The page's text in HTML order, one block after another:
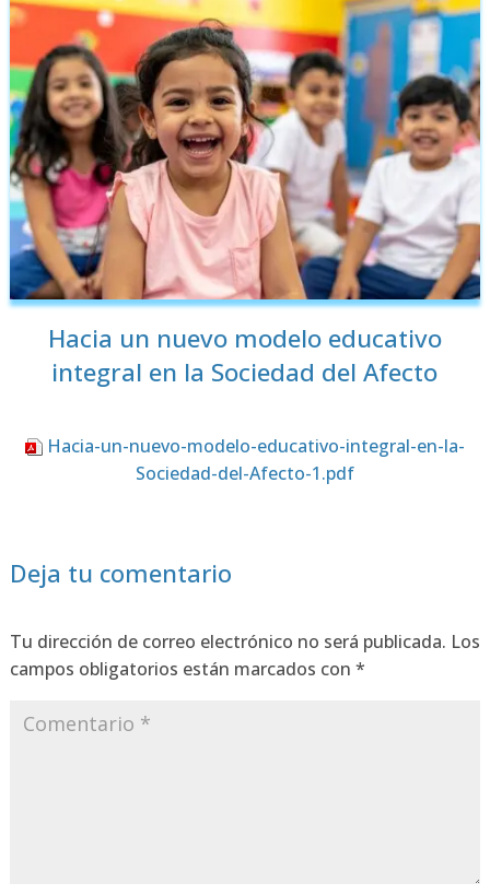
Hacia un nuevo modelo educativo
integral en la Sociedad del Afecto
Hacia-un-nuevo-modelo-educativo-integral-en-la-
Sociedad-del-Afecto-1.pdf
Deja tu comentario
Tu dirección de correo electrónico no será publicada. Los
campos obligatorios están marcados con *